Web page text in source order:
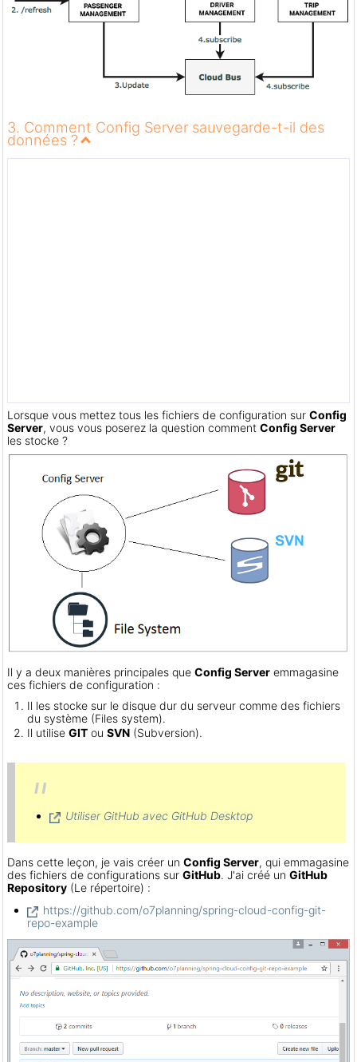
3. Comment Config Server sauvegarde-t-il des
données ?
Lorsque vous mettez tous les fichiers de configuration sur Config
Server, vous vous poserez la question comment Config Server
les stocke ?
Il y a deux manières principales que Config Server emmagasine
ces fichiers de configuration :
Il les stocke sur le disque dur du serveur comme des fichiers
du système (Files system).
Il utilise GIT ou SVN (Subversion).
Utiliser GitHub avec GitHub Desktop
Dans cette leçon, je vais créer un Config Server, qui emmagasine
des fichiers de configurations sur GitHub. J'ai créé un GitHub
Repository (Le répertoire) :
https://github.com/o7planning/spring-cloud-config-git-
repo-example